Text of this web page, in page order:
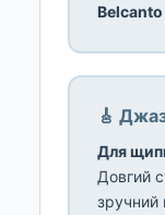
🎸
Для
Довгий
зручний